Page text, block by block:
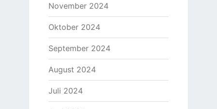
November 2024
Oktober 2024
September 2024
August 2024
Juli 2024